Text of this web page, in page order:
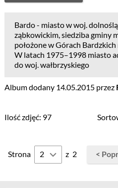
Bardo - miasto w woj.
ząbkowickim, siedziba gminy
położone w Górach Bardzkich
W latach 1975–1998 miasto
do woj. wałbrzyskiego
Album dodany 14.05.2015 przez
Ilość zdjęć: 97
Strona z 2 <